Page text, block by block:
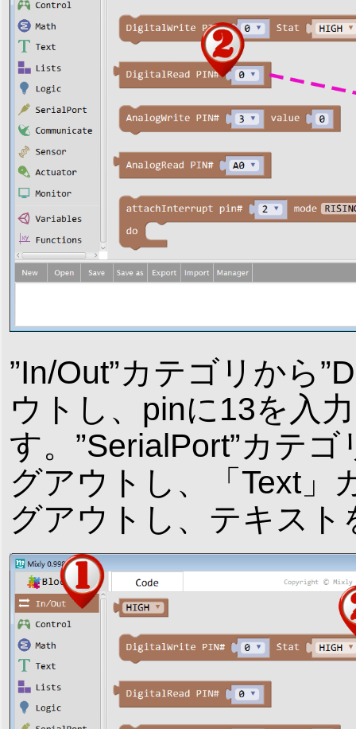
”In/Out”カテゴリから
ウトし、pinに13を入
す。”SerialPort”カテ
グアウトし、「Text」
グアウトし、テキスト